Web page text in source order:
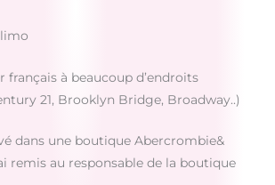
français à beaucoup d’endroits
21, Brooklyn Bridge, Broadway..)
dans une boutique Abercrombie&
remis au responsable de la boutique